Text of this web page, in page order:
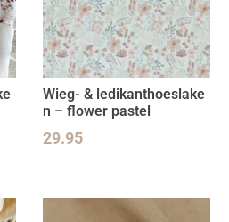
Wieg- & ledikanthoeslake
n – flower pastel
29.95